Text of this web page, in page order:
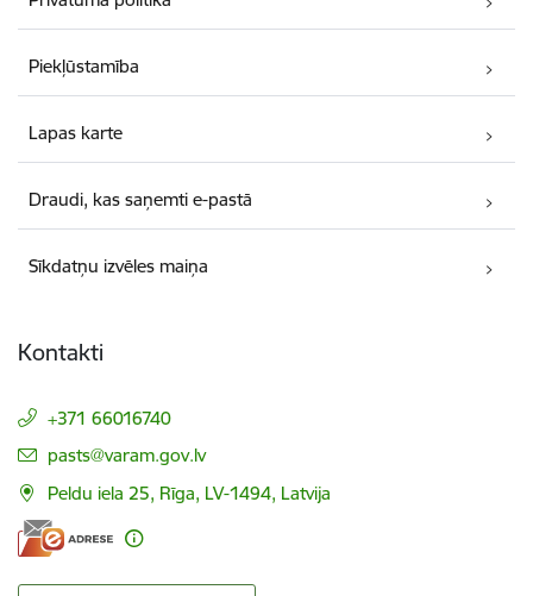
Piekļūstamība
Lapas karte
Draudi, kas saņemti e-pastā
Sīkdatņu izvēles maiņa
Kontakti
+371 66016740
E-pasts:
pasts@varam.gov.lv
Peldu iela 25, Rīga, LV-1494, Latvija